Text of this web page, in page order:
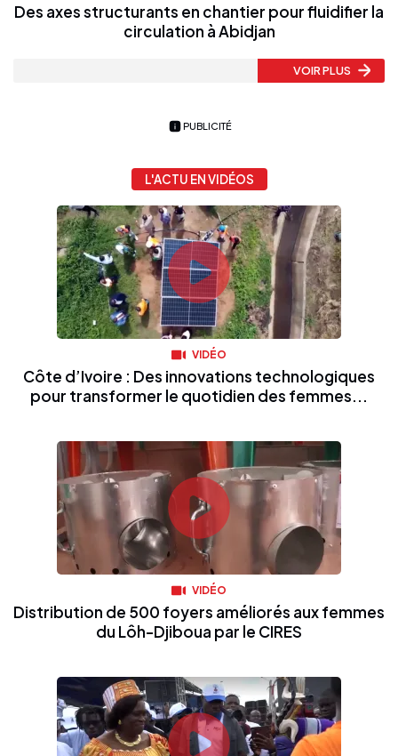
Des axes structurants en chantier pour fluidifier la
circulation à Abidjan
VOIR PLUS
PUBLICITÉ
L'ACTU EN VIDÉOS
VIDÉO
Côte d’Ivoire : Des innovations technologiques
pour transformer le quotidien des femmes...
VIDÉO
Distribution de 500 foyers améliorés aux femmes
du Lôh-Djiboua par le CIRES